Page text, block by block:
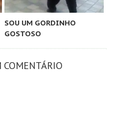
SOU UM GORDINHO
GOSTOSO
COMENTÁRIO